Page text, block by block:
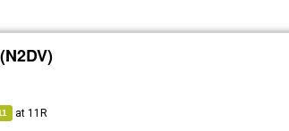
at11R